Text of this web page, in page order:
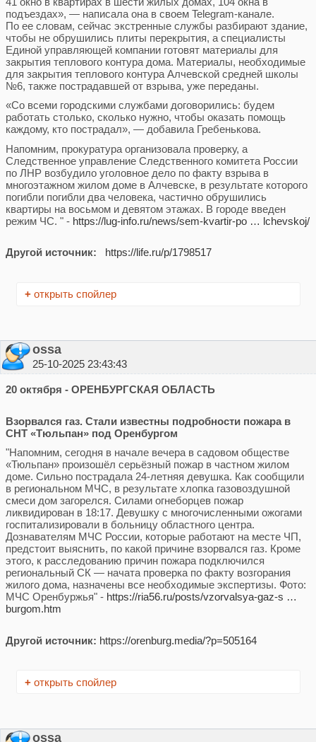
подъездах», — написала она в своем Telegram-канале.
По ее словам, сейчас экстренные службы разбирают здание,
чтобы не обрушились плиты перекрытия, а специалисты
Единой управляющей компании готовят материалы для
закрытия теплового контура дома. Материалы, необходимые
для закрытия теплового контура Алчевской средней школы
№6, также пострадавшей от взрыва, уже переданы.
«Со всеми городскими службами договорились: будем
работать столько, сколько нужно, чтобы оказать помощь
каждому, кто пострадал», — добавила Гребенькова.
Напомним, прокуратура организовала проверку, а
Следственное управление Следственного комитета России
по ЛНР возбудило уголовное дело по факту взрыва в
многоэтажном жилом доме в Алчевске, в результате которого
погибли погибли два человека, частично обрушились
квартиры на восьмом и девятом этажах. В городе введен
режим ЧС. " - https://lug-info.ru/news/sem-kvartir-po … lchevskoj/
Другой источник: https://life.ru/p/1798517
+открыть спойлер
ossa
25-10-2025 23:43:43
20 октября - ОРЕНБУРГСКАЯ ОБЛАСТЬ
Взорвался газ. Стали известны подробности пожара в
СНТ «Тюльпан» под Оренбургом
"Напомним, сегодня в начале вечера в садовом обществе
«Тюльпан» произошёл серьёзный пожар в частном жилом
доме. Сильно пострадала 24-летняя девушка. Как сообщили
в региональном МЧС, в результате хлопка газовоздушной
смеси дом загорелся. Силами огнеборцев пожар
ликвидирован в 18:17. Девушку с многочисленными ожогами
госпитализировали в больницу областного центра.
Дознавателям МЧС России, которые работают на месте ЧП,
предстоит выяснить, по какой причине взорвался газ. Кроме
этого, к расследованию причин пожара подключился
региональный СК — начата проверка по факту возгорания
жилого дома, назначены все необходимые экспертизы. Фото:
МЧС Оренбуржья" - https://ria56.ru/posts/vzorvalsya-gaz-s …
burgom.htm
Другой источник: https://orenburg.media/?p=505164
+открыть спойлер
ossa